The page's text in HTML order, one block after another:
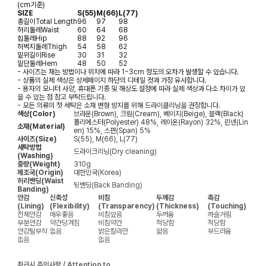
(cm기준)
SIZE
S(55) M(66) L(77)
총길이 Total Length96 97
98
허리둘레 Waist 60 64
68
힙둘레 Hip 88 92
96
허벅지둘레 Thigh 54 58
62
밑위길이 Rise 30 31
32
밑단둘레 Hem 48 50
52
- 사이즈는 재는 방법이나 위치에 따라 1~3cm 정도의 오차가 발생할 수 있습니다.
- 상품의 실제 색상은 상세페이지 하단의 디테일 컷과 가장 유사합니다.
- 용자의 모니터 사양, 휴대폰 기종 및 해상도 설정에 따라 실제 색상과 다소 차이가 있
을 수 있는 점 참고 부탁드립니다.
- 모든 의류의 첫 세탁은 소재 변형 방지를 위해 드라이클리닝을 권장합니다.
색상(Color)
브라운(Brown), 크림(Cream), 베이지(Beige), 블랙(Black)
소재(Material)
폴리에스터(Polyester) 48%, 레이온(Rayon) 32%, 린넨(Lin
en) 15%, 스판(Span) 5%
사이즈(Size)
S(55), M(66), L(77)
세탁방법
(Washing)
드라이크리닝(Dry cleaning)
중량(Weight)
310g
제조국(Origin)
대한민국(Korea)
허리밴딩(Waist
Banding)
뒷밴딩(Back Banding)
안감
(Lining)
신축성
(Flexibility)
비침
(Transparency)
두께감
(Thickness)
촉감
(Touching)
전체안감
매우좋음 비침있음 두꺼움
까슬거림
부분안감
약간당겨짐 비침약간 적당함
적당함
안감탈부착 없음 밝은칼라만 얇음
부드러움
없음
없음